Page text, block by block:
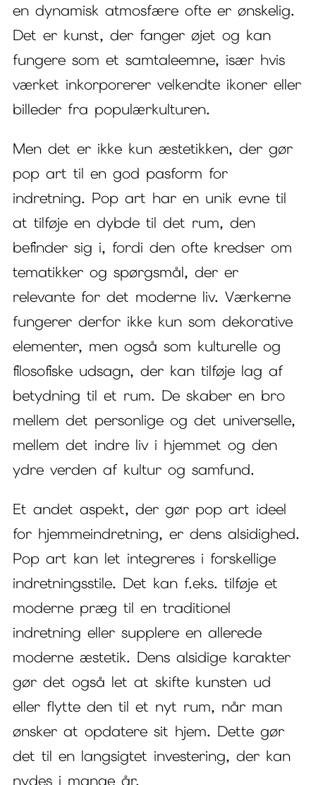
en dynamisk atmosfære ofte er ønskelig.
Det er kunst, der fanger øjet og kan
fungere som et samtaleemne, især hvis
værket inkorporerer velkendte ikoner eller
billeder fra populærkulturen.
Men det er ikke kun æstetikken, der gør
pop art til en god pasform for
indretning. Pop art har en unik evne til
at tilføje en dybde til det rum, den
befinder sig i, fordi den ofte kredser om
tematikker og spørgsmål, der er
relevante for det moderne liv. Værkerne
fungerer derfor ikke kun som dekorative
elementer, men også som kulturelle og
filosofiske udsagn, der kan tilføje lag af
betydning til et rum. De skaber en bro
mellem det personlige og det universelle,
mellem det indre liv i hjemmet og den
ydre verden af kultur og samfund.
Et andet aspekt, der gør pop art ideel
for hjemmeindretning, er dens alsidighed.
Pop art kan let integreres i forskellige
indretningsstile. Det kan f.eks. tilføje et
moderne præg til en traditionel
indretning eller supplere en allerede
moderne æstetik. Dens alsidige karakter
gør det også let at skifte kunsten ud
eller flytte den til et nyt rum, når man
ønsker at opdatere sit hjem. Dette gør
det til en langsigtet investering, der kan
nydes i mange år.